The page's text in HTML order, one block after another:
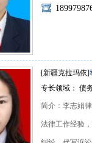
[新疆克拉玛依]
专长领域： 债
简介：李志娟
法律工作经验